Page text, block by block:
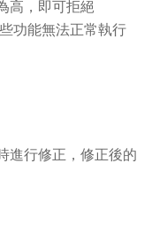
高，即可拒絕
功能無法正常執行
進行修正，修正後的